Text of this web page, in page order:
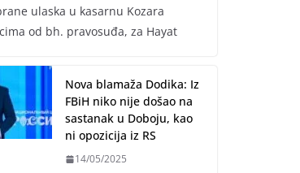
ulaska u kasarnu Kozara
od bh. pravosuđa, za Hayat
Nova blamaža Dodika: Iz
FBiH niko nije došao na
sastanak u Doboju, kao
ni opozicija iz RS
14/05/2025